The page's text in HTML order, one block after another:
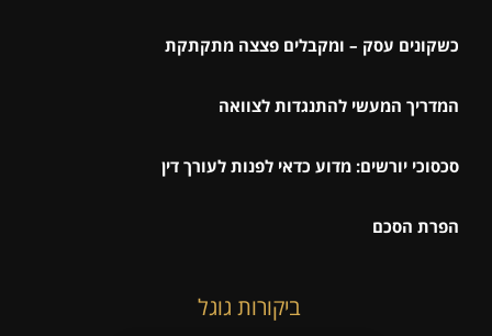
כשקונים עסק – ומקבלים פצצה מתקתקת
המדריך המעשי להתנגדות לצוואה
סכסוכי יורשים: מדוע כדאי לפנות לעורך דין
הפרת הסכם
ביקורות גוגל